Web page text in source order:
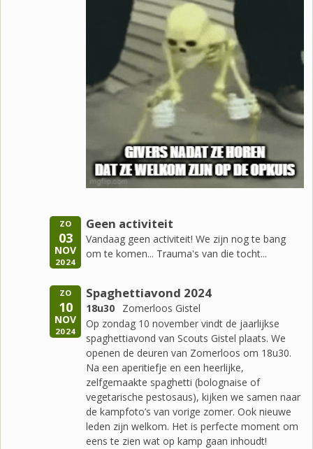
ZO
03
NOV
2024
Geen activiteit
Vandaag geen activiteit! We zijn nog te bang
om te komen... Trauma's van die tocht...
ZO
10
NOV
2024
Spaghettiavond 2024
18u30
Zomerloos Gistel
Op zondag 10 november vindt de jaarlijkse
spaghettiavond van Scouts Gistel plaats. We
openen de deuren van Zomerloos om 18u30.
Na een aperitiefje en een heerlijke,
zelfgemaakte spaghetti (bolognaise of
vegetarische pestosaus), kijken we samen naar
de kampfoto’s van vorige zomer. Ook nieuwe
leden zijn welkom. Het is perfecte moment om
eens te zien wat op kamp gaan inhoudt!